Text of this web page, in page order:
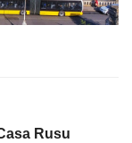
Rusu